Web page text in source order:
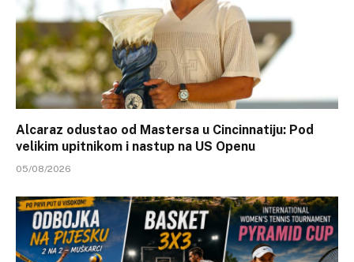
Alcaraz odustao od Mastersa u Cincinnatiju: Pod
velikim upitnikom i nastup na US Openu
05/08/2026